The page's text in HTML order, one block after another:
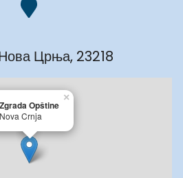
Црња, 23218
Zgrada Opštine
Nova Crnja
×